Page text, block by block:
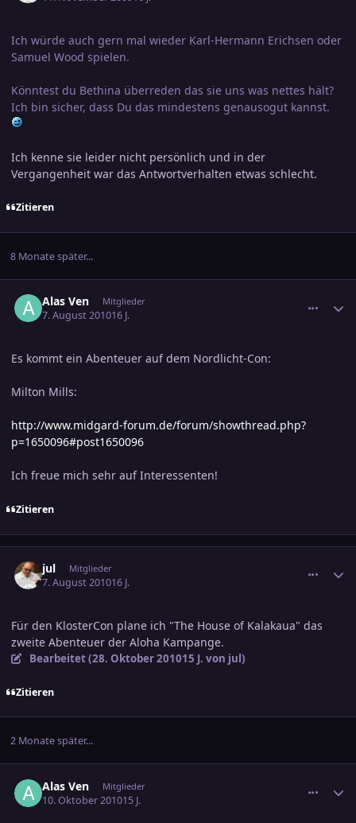
Ich würde auch gern mal wieder Karl-Hermann Erichsen oder
Samuel Wood spielen.
Könntest du Bethina überreden das sie uns was nettes hält?
Ich bin sicher, dass Du das mindestens genausogut kannst.
Ich kenne sie leider nicht persönlich und in der
Vergangenheit war das Antwortverhalten etwas schlecht.
Zitieren
8 Monate später...
Alas Ven Mitglieder
7. August 201016 J.
Es kommt ein Abenteuer auf dem Nordlicht-Con:
Milton Mills:
http://www.midgard-forum.de/forum/showthread.php?
p=1650096#post1650096
Ich freue mich sehr auf Interessenten!
Zitieren
jul Mitglieder
7. August 201016 J.
Für den KlosterCon plane ich "The House of Kalakaua" das
zweite Abenteuer der Aloha Kampange.
Bearbeitet (28. Oktober 201015 J. von jul)
Zitieren
2 Monate später...
Alas Ven Mitglieder
10. Oktober 201015 J.